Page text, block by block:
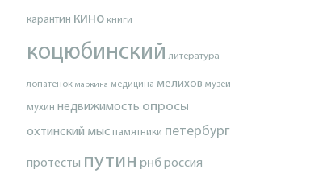
карантин кино книги
коцюбинский литература
лопатенок маркина медицина мелихов музеи
мухин недвижимость опросы
охтинский мыс памятники петербург
протесты путин рнброссия